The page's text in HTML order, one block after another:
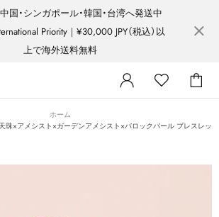
国・シンガポール・韓国・台湾へ発送中
Priority｜¥30,000 JPY（税込）以
上で海外送料無料
ホーム
天珠×アメシスト×ガーデンアメシスト×バロックパール ブレスレッ